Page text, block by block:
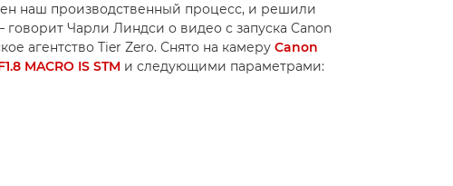
наш производственный процесс, и решили
Чарли Линдси о видео с запуска Canon
агентство Tier Zero. Снято на камеру Canon
MACRO IS STM и следующими параметрами: